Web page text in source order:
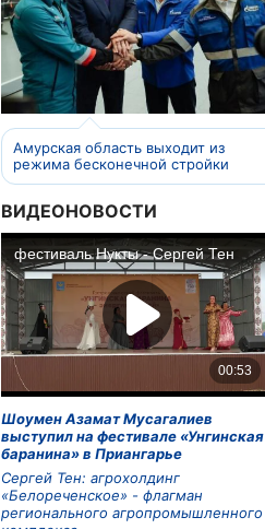
Амурская область выходит из
режима бесконечной стройки
ВИДЕОНОВОСТИ
Шоумен Азамат Мусагалиев
выступил на фестивале «Унгинская
баранина» в Приангарье
Сергей Тен: агрохолдинг
«Белореченское» - флагман
регионального агропромышленного